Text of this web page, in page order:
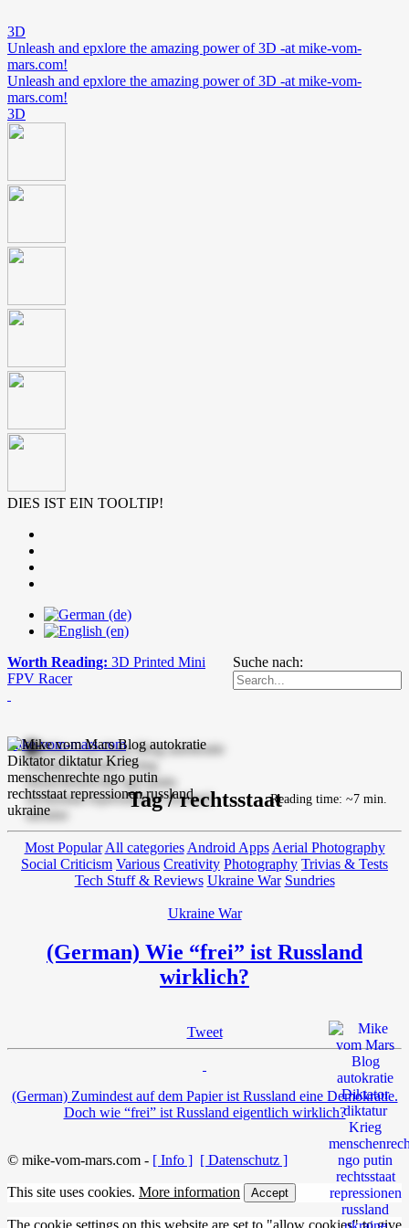
3D
Unleash and epxlore the amazing power of 3D -at mike-vom-
mars.com!
Unleash and epxlore the amazing power of 3D -at mike-vom-
mars.com!
3D
DIES IST EIN TOOLTIP!
Suche nach:
Worth Reading: 3D Printed Mini
FPV Racer
mike-vom-mars.com
Tag / rechtsstaat
Most Popular All categories Android Apps Aerial Photography
Social Criticism Various Creativity Photography Trivias & Tests
Tech Stuff & Reviews Ukraine War Sundries
Ukraine War
(German) Wie “frei” ist Russland
wirklich?
Tweet
Reading time: ~7 min.
(German) Zumindest auf dem Papier ist Russland eine Demokratie.
Doch wie “frei” ist Russland eigentlich wirklich?
© mike-vom-mars.com - [ Info ] [ Datenschutz ]
This site uses cookies. More information Accept
The cookie settings on this website are set to "allow cookies" to give